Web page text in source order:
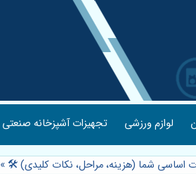
لوازم ورزشی تجهیزات آشپزخانه صنعتی
اساسی شما (هزینه، مراحل، نکات کلیدی) 🛠️»